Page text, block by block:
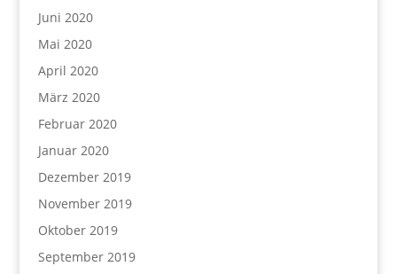
Juni 2020
Mai 2020
April 2020
März 2020
Februar 2020
Januar 2020
Dezember 2019
November 2019
Oktober 2019
September 2019